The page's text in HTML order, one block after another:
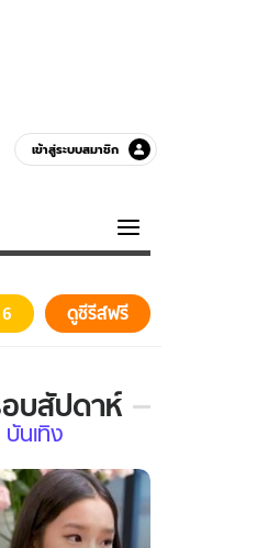
เข้าสู่ระบบสมาชิก
อบตัว ดูซีรีส์ฟรี
อบสัปดาห์
บันเทิง